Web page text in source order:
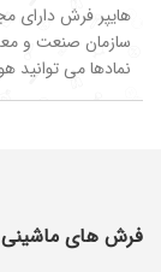
هایپر فرش دارای
سازمان صنعت و
نمادها می
فرش های ماشینی